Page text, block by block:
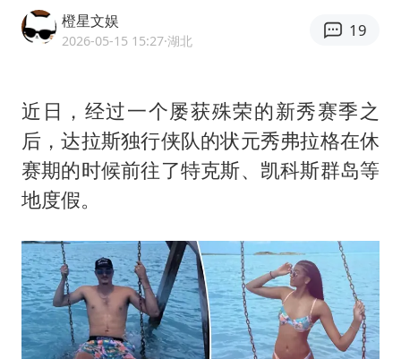
上门女婿出轨女邻居多年被判重婚罪
王艺迪无缘横滨赛决赛
泰国：高度重视中国游客旅游体验
上海大部迎大暴雨
蒯曼挺进WTT横滨冠军赛女单四强
笔试第一被劝弃考涉事副校长被撤职
白海豚5次眼壁置换
橙星文娱
2026-05-15 15:27·湖北
19
近日，经过一个屡获殊荣的新秀赛季之
后，达拉斯独行侠队的状元秀弗拉格在休
赛期的时候前往了特克斯、凯科斯群岛等
地度假。